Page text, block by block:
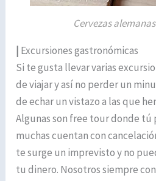
Cervezas
| Excursiones gastronómicas
Si te gusta llevar varias
de viajar y así no perder un
de echar un vistazo a las que
Algunas son free tour donde tú
muchas cuentan con
te surge un imprevisto y no
tu dinero. Nosotros siempre